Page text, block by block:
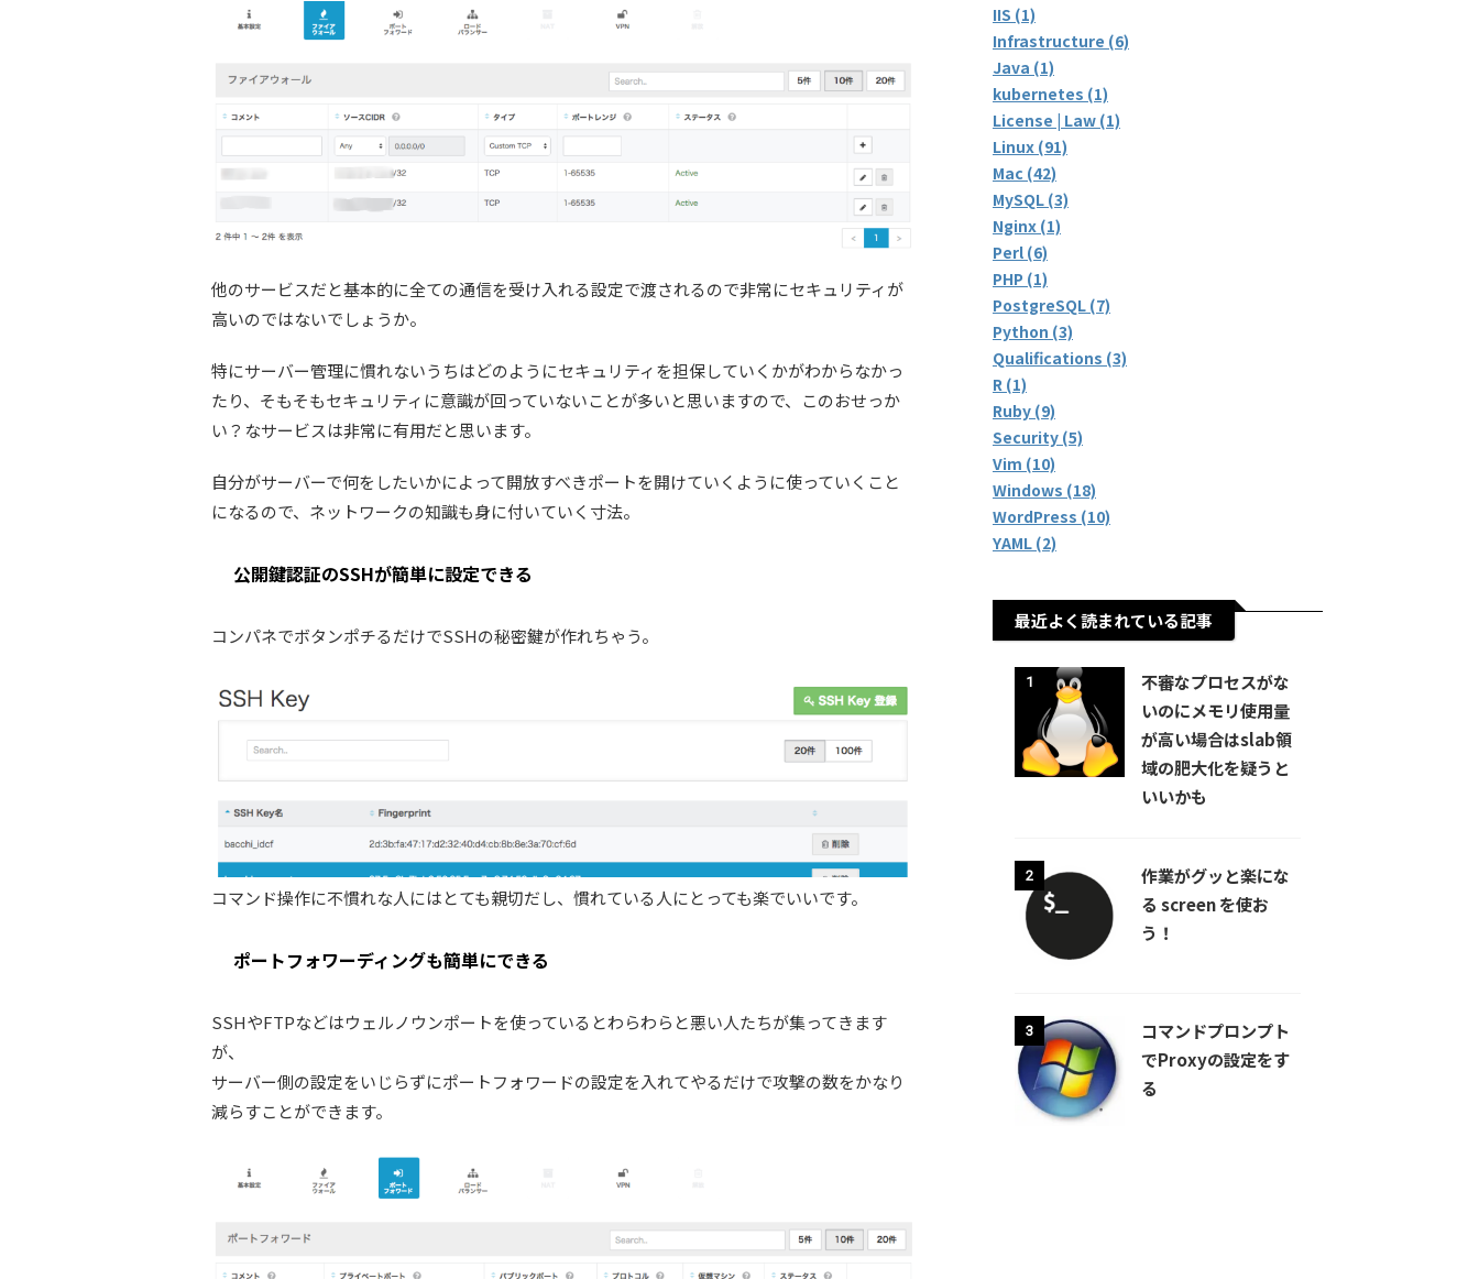
他のサービスだと基本的に全ての通信を受け入れる設定で渡されるので非常にセキュリティが
高いのではないでしょうか。
特にサーバー管理に慣れないうちはどのようにセキュリティを担保していくかがわからなかっ
たり、そもそもセキュリティに意識が回っていないことが多いと思いますので、このおせっか
い？なサービスは非常に有用だと思います。
自分がサーバーで何をしたいかによって開放すべきポートを開けていくように使っていくこと
になるので、ネットワークの知識も身に付いていく寸法。
公開鍵認証のSSHが簡単に設定できる
コンパネでボタンポチるだけでSSHの秘密鍵が作れちゃう。
コマンド操作に不慣れな人にはとても親切だし、慣れている人にとっても楽でいいです。
ポートフォワーディングも簡単にできる
SSHやFTPなどはウェルノウンポートを使っているとわらわらと悪い人たちが集ってきます
が、
サーバー側の設定をいじらずにポートフォワードの設定を入れてやるだけで攻撃の数をかなり
減らすことができます。
IIS (1)
Infrastructure (6)
Java (1)
kubernetes (1)
License | Law (1)
Linux (91)
Mac (42)
MySQL (3)
Nginx (1)
Perl (6)
PHP (1)
PostgreSQL (7)
Python (3)
Qualifications (3)
R (1)
Ruby (9)
Security (5)
Vim (10)
Windows (18)
WordPress (10)
YAML (2)
最近よく読まれている記事
1
不審なプロセスがな
いのにメモリ使用量
が高い場合はslab領
域の肥大化を疑うと
いいかも
2
作業がグッと楽にな
る screen を使お
う！
3
コマンドプロンプト
でProxyの設定をす
る